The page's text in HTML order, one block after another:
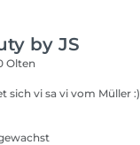
by JS
Olten
sich vi sa vi vom Müller :)